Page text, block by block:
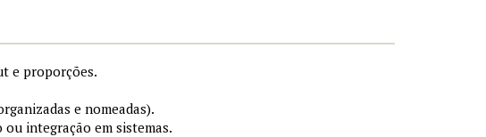
e proporções.
e nomeadas).
integração em sistemas.